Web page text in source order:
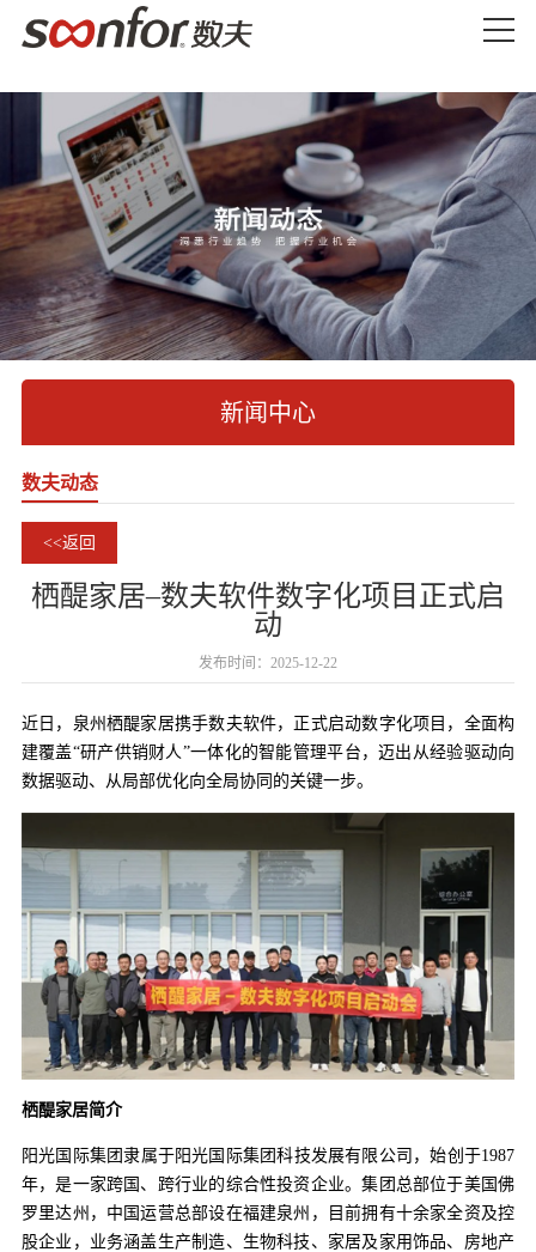
新闻中心
数夫动态
<<返回
栖醍家居–数夫软件数字化项目正式启
动
发布时间：2025-12-22
近日，泉州栖醍家居携手数夫软件，正式启动数字化项目，全面构
建覆盖“研产供销财人”一体化的智能管理平台，迈出从经验驱动向
数据驱动、从局部优化向全局协同的关键一步。
栖醍家居简介
阳光国际集团隶属于阳光国际集团科技发展有限公司，始创于1987
年，是一家跨国、跨行业的综合性投资企业。集团总部位于美国佛
罗里达州，中国运营总部设在福建泉州，目前拥有十余家全资及控
股企业，业务涵盖生产制造、生物科技、家居及家用饰品、房地产